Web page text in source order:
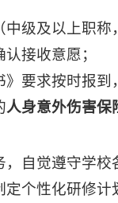
级及以上职称
接收意愿；
要求按时报到
人身意外伤害保
自觉遵守学校
个性化研修计